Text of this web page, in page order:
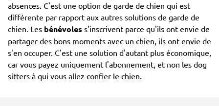
absences. C'est une option de garde de chien qui est
différente par rapport aux autres solutions de garde de
chien. Les bénévoles s'inscrivent parce qu'ils ont envie de
partager des bons moments avec un chien, ils ont envie de
s'en occuper. C'est une solution d'autant plus économique,
car vous payez uniquement l'abonnement, et non les dog
sitters à qui vous allez confier le chien.